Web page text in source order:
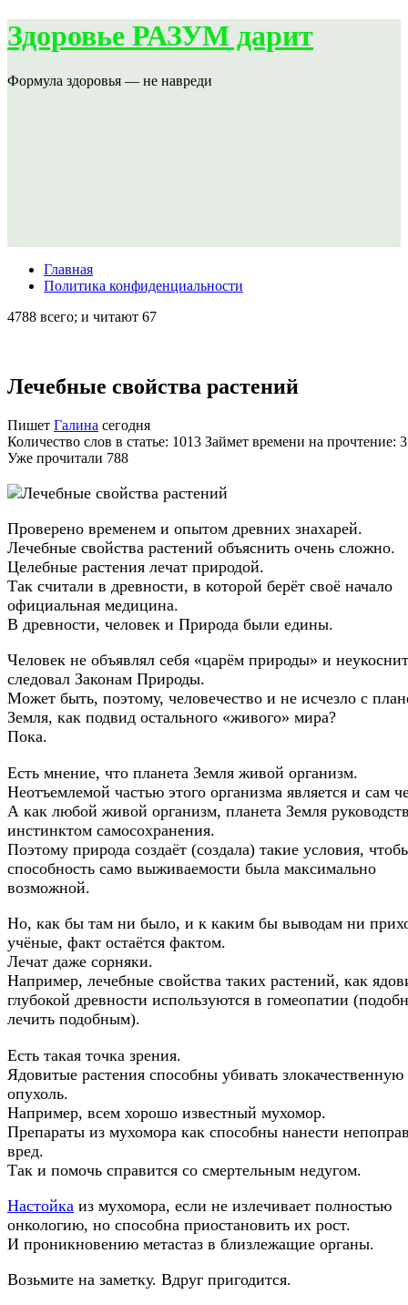
Здоровье РАЗУМ дарит
Формула здоровья — не навреди
Главная
Политика конфиденциальности
4788 всего; и читают 67
Лечебные свойства растений
Пишет Галина сегодня
Количество слов в статье: 1013 Займет времени на прочтение:
Уже прочитали 788
Проверено временем и опытом древних знахарей.
Лечебные свойства растений объяснить очень сложно.
Целебные растения лечат природой.
Так считали в древности, в которой берёт своё начало
официальная медицина.
В древности, человек и Природа были едины.
Человек не объявлял себя «царём природы» и
следовал Законам Природы.
Может быть, поэтому, человечество и не исчезло с
Земля, как подвид остального «живого» мира?
Пока.
Есть мнение, что планета Земля живой организм.
Неотъемлемой частью этого организма является и сам
А как любой живой организм, планета Земля
инстинктом самосохранения.
Поэтому природа создаёт (создала) такие условия,
способность само выживаемости была максимально
возможной.
Но, как бы там ни было, и к каким бы выводам ни
учёные, факт остаётся фактом.
Лечат даже сорняки.
Например, лечебные свойства таких растений, как
глубокой древности используются в гомеопатии
лечить подобным).
Есть такая точка зрения.
Ядовитые растения способны убивать злокачественную
опухоль.
Например, всем хорошо известный мухомор.
Препараты из мухомора как способны нанести
вред.
Так и помочь справится со смертельным недугом.
Настойка из мухомора, если не излечивает полностью
онкологию, но способна приостановить их рост.
И проникновению метастаз в близлежащие органы.
Возьмите на заметку. Вдруг пригодится.